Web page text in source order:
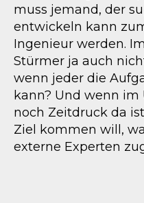
muss jemand, der
entwickeln kann
Ingenieur werden.
Stürmer ja auch
wenn jeder die
kann? Und wenn
noch Zeitdruck da
Ziel kommen will,
externe Experten